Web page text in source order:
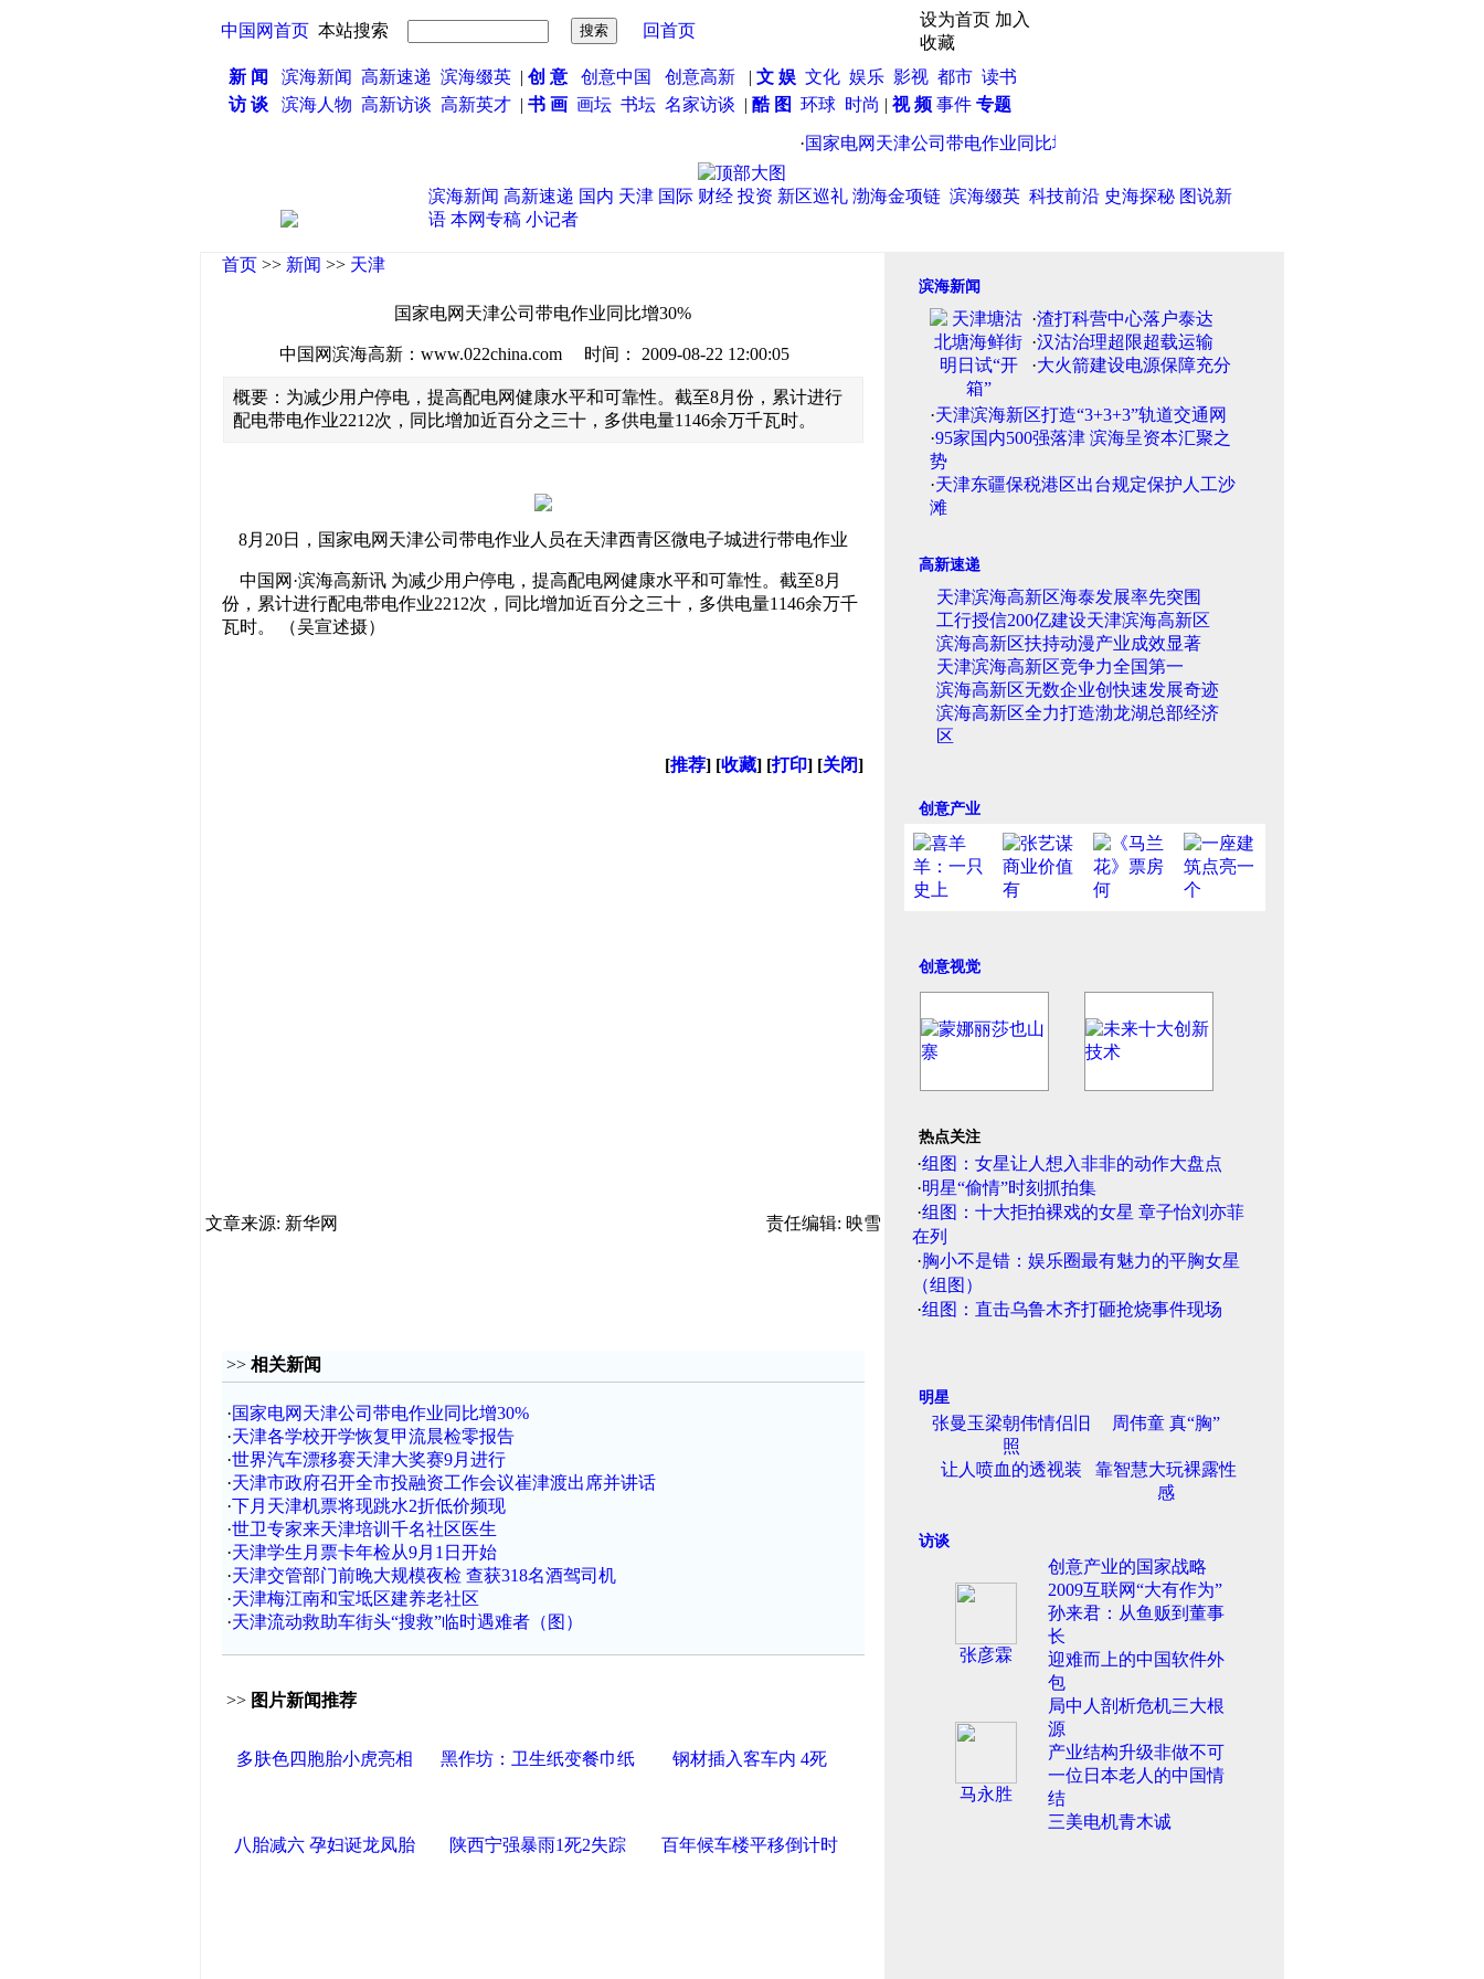
中国网首页 本站搜索 回首页
设为首页 加入
收藏
新 闻
滨海新闻 高新速递 滨海缀英 | 创 意 创意中国 创意高新 | 文 娱 文化 娱乐 影视 都市 读书
访 谈
滨海人物 高新访谈 高新英才 | 书 画 画坛 书坛 名家访谈 | 酷 图 环球 时尚 | 视 频 事件 专题
国家电网天津公司带电作业同比增30%
滨海新闻 高新速递 国内 天津 国际 财经 投资 新区巡礼 渤海金项链 滨海缀英 科技前沿 史海探秘 图说新
语 本网专稿 小记者
首页 >> 新闻 >> 天津
国家电网天津公司带电作业同比增30%
中国网滨海高新：www.022china.com 时间： 2009-08-22 12:00:05
概要：为减少用户停电，提高配电网健康水平和可靠性。截至8月份，累计进行
配电带电作业2212次，同比增加近百分之三十，多供电量1146余万千瓦时。
8月20日，国家电网天津公司带电作业人员在天津西青区微电子城进行带电作业
中国网·滨海高新讯 为减少用户停电，提高配电网健康水平和可靠性。截至8月
份，累计进行配电带电作业2212次，同比增加近百分之三十，多供电量1146余万千
瓦时。 （吴宣述摄）
[推荐] [收藏] [打印] [关闭]
文章来源: 新华网 责任编辑: 映雪
>> 相关新闻
·国家电网天津公司带电作业同比增30%
·天津各学校开学恢复甲流晨检零报告
·世界汽车漂移赛天津大奖赛9月进行
·天津市政府召开全市投融资工作会议崔津渡出席并讲话
·下月天津机票将现跳水2折低价频现
·世卫专家来天津培训千名社区医生
·天津学生月票卡年检从9月1日开始
·天津交管部门前晚大规模夜检 查获318名酒驾司机
·天津梅江南和宝坻区建养老社区
·天津流动救助车街头“搜救”临时遇难者（图）
>> 图片新闻推荐
多肤色四胞胎小虎亮相 黑作坊：卫生纸变餐巾纸 钢材插入客车内 4死
八胎减六 孕妇诞龙凤胎 陕西宁强暴雨1死2失踪 百年候车楼平移倒计时
滨海新闻
·渣打科营中心落户泰达
·汉沽治理超限超载运输
·大火箭建设电源保障充分
·天津滨海新区打造“3+3+3”轨道交通网
·95家国内500强落津 滨海呈资本汇聚之
势
·天津东疆保税港区出台规定保护人工沙
滩
高新速递
天津滨海高新区海泰发展率先突围
工行授信200亿建设天津滨海高新区
滨海高新区扶持动漫产业成效显著
天津滨海高新区竞争力全国第一
滨海高新区无数企业创快速发展奇迹
滨海高新区全力打造渤龙湖总部经济
区
创意产业
创意视觉
热点关注
·组图：女星让人想入非非的动作大盘点
·明星“偷情”时刻抓拍集
·组图：十大拒拍裸戏的女星 章子怡刘亦菲
在列
·胸小不是错：娱乐圈最有魅力的平胸女星
（组图）
·组图：直击乌鲁木齐打砸抢烧事件现场
明星
张曼玉梁朝伟情侣旧
照
周伟童 真“胸”
让人喷血的透视装
靠智慧大玩裸露性
感
访谈
张彦霖
创意产业的国家战略
2009互联网“大有作为”
孙来君：从鱼贩到董事
长
迎难而上的中国软件外
包
马永胜
局中人剖析危机三大根
源
产业结构升级非做不可
一位日本老人的中国情
结
三美电机青木诚